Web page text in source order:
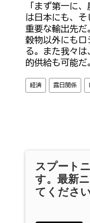
「まず第一に
は日本にも、
重要な輸出先だ。
穀物以外にも
る。また我々
的供給も可能だ
経済 露日関係
スプート
す。最新
てくださ